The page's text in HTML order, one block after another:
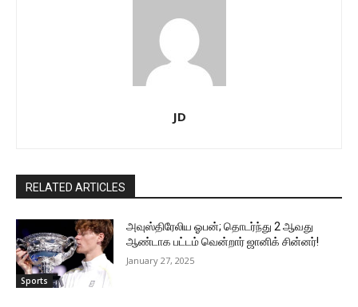
JD
RELATED ARTICLES
Sports
அவுஸ்திரேலிய ஓபன்; தொடர்ந்து 2 ஆவது
ஆண்டாக பட்டம் வென்றார் ஜானிக் சின்னர்!
January 27, 2025